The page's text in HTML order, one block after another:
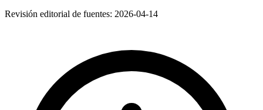
Revisión editorial de fuentes: 2026-04-14